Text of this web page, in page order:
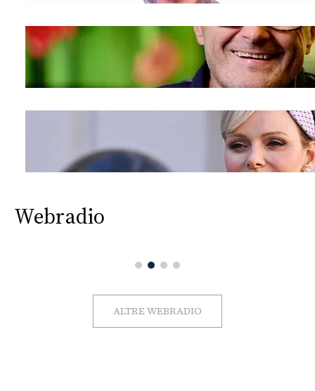
Webradio
ALTRE WEBRADIO